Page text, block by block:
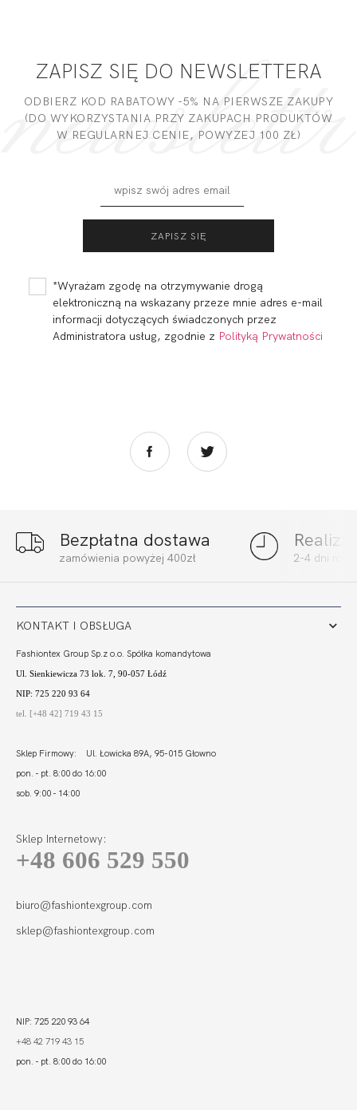
192,00 57,60 zł 151,79
BEACH
BALCONETTE MHM
ZAPISZ SIĘ DO NEWSLETTERA
ODBIERZ KOD RABATOWY -5% NA PIERWSZE ZAKUPY
(DO WYKORZYSTANIA PRZY ZAKUPACH PRODUKTÓW
W REGULARNEJ CENIE, POWYZEJ 100 ZŁ)
*Wyrażam zgodę na otrzymywanie drogą
elektroniczną na wskazany przeze mnie adres e-mail
informacji dotyczących świadczonych przez
Administratora usług, zgodnie z Polityką Prywatności
Bezpłatna dostawa
zamówienia powyżej 400zł 2-4 dni
KONTAKT I OBSŁUGA
Fashiontex Group Sp.z o.o. Spółka komandytowa
Ul. Sienkiewicza 73 lok. 7, 90-057 Łódź
NIP: 725 220 93 64
tel. [+48 42] 719 43 15
Sklep Firmowy: Ul. Łowicka 89A, 95-015 Głowno
pon. - pt. 8:00 do 16:00
sob. 9:00 - 14:00
Sklep Internetowy:
+48 606 529 550
biuro@fashiontexgroup.com
sklep@fashiontexgroup.com
NIP: 725 220 93 64
+48 42 719 43 15
pon. - pt. 8:00 do 16:00